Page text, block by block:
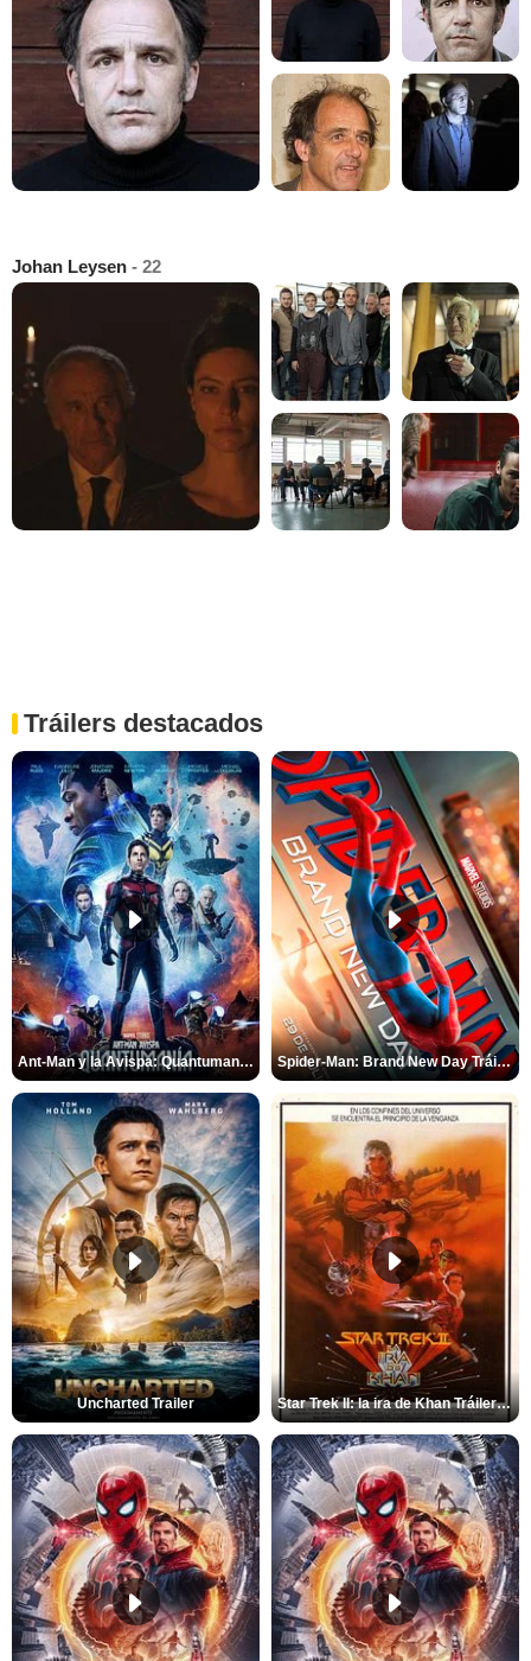
Johan Leysen - 22
Tráilers destacados
Ant-Man y la Avispa: Quantumanía Tráiler (2) Spider-Man: Brand New Day Tráiler (3)
Uncharted Trailer Star Trek II: la ira de Khan Tráiler VO